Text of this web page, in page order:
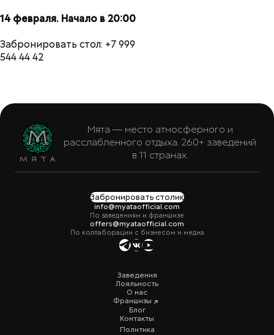
14 февраля. Начало в 20:00
Забронировать стол: +7 999
544 44 42
Мята — место атмосферного и
расслабленного отдыха. 260+ заведений
в 11 странах.
Забронировать столик
info@myataofficial.com
По заведениям и франшизе
offers@myataofficial.com
По коллаборации с бизнесом и медиа
Заведения
Лояльность
О нас
Франшизы
Блог
Контакты
Политика